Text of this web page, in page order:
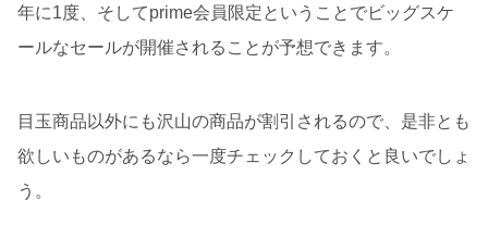
年に1度、そしてprime会員限定ということでビッグスケ
ールなセールが開催されることが予想できます。
目玉商品以外にも沢山の商品が割引されるので、是非とも
欲しいものがあるなら一度チェックしておくと良いでしょ
う。